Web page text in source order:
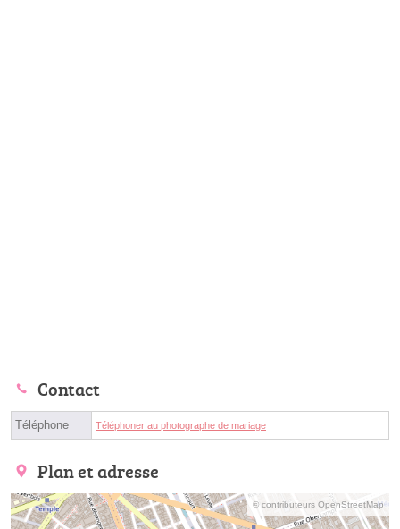
Contact
Téléphone Téléphoner au photographe de mariage
Plan et adresse
© contributeurs OpenStreetMap